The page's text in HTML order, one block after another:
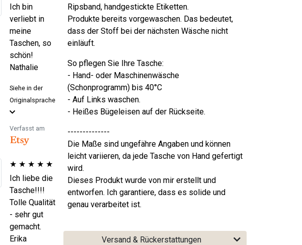
Ripsband, handgestickte Etiketten.
Produkte bereits vorgewaschen. Das bedeutet,
dass der Stoff bei der nächsten Wäsche nicht
einläuft.
So pflegen Sie Ihre Tasche:
- Hand- oder Maschinenwäsche
(Schonprogramm) bis 40°C
- Auf Links waschen.
- Heißes Bügeleisen auf der Rückseite.
--------------
Die Maße sind ungefähre Angaben und können
leicht variieren, da jede Tasche von Hand gefertigt
wird.
Dieses Produkt wurde von mir erstellt und
entworfen. Ich garantiere, dass es solide und
genau verarbeitet ist.
Versand & Rückerstattungen
Ich bin
verliebt in
meine
Taschen, so
schön!
Nathalie
Siehe in der
Originalsprache
Verfasst am
★ ★ ★ ★ ★
Ich liebe die
Tasche!!!!
Tolle Qualität
- sehr gut
gemacht.
Erika